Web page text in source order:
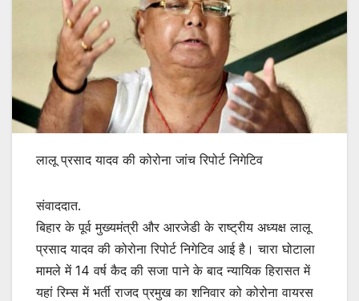
लालू प्रसाद यादव की कोरोना जांच रिपोर्ट निगेटिव
संवाददात.
बिहार के पूर्व मुख्यमंत्री और आरजेडी के राष्ट्रीय अध्यक्ष लालू
प्रसाद यादव की कोरोना रिपोर्ट निगेटिव आई है। चारा घोटाला
मामले में 14 वर्ष कैद की सजा पाने के बाद न्यायिक हिरासत में
यहां रिम्स में भर्ती राजद प्रमुख का शनिवार को कोरोना वायरस